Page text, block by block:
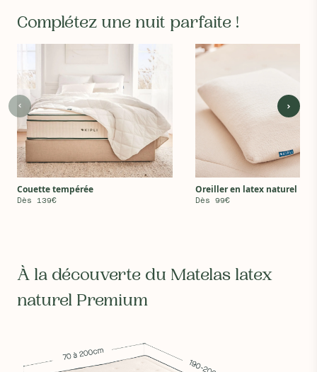
Complétez une nuit parfaite !
Couette tempérée
Dès 139€
Oreiller en latex naturel
Dès 99€
À la découverte du Matelas latex
naturel Premium